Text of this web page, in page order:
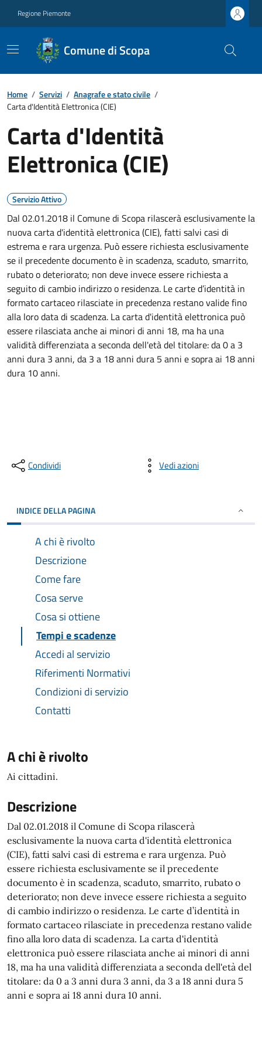
Regione Piemonte
Comune di Scopa
Home / Servizi / Anagrafe e stato civile /
Carta d'Identità Elettronica (CIE)
Carta d'Identità
Elettronica (CIE)
Servizio Attivo
Dal 02.01.2018 il Comune di Scopa rilascerà esclusivamente la
nuova carta d'identità elettronica (CIE), fatti salvi casi di
estrema e rara urgenza. Può essere richiesta esclusivamente
se il precedente documento è in scadenza, scaduto, smarrito,
rubato o deteriorato; non deve invece essere richiesta a
seguito di cambio indirizzo o residenza. Le carte d’identità in
formato cartaceo rilasciate in precedenza restano valide fino
alla loro data di scadenza. La carta d'identità elettronica può
essere rilasciata anche ai minori di anni 18, ma ha una
validità differenziata a seconda dell'età del titolare: da 0 a 3
anni dura 3 anni, da 3 a 18 anni dura 5 anni e sopra ai 18 anni
dura 10 anni.
Condividi Vedi azioni
INDICE DELLA PAGINA
A chi è rivolto
Descrizione
Come fare
Cosa serve
Cosa si ottiene
Tempi e scadenze
Accedi al servizio
Riferimenti Normativi
Condizioni di servizio
Contatti
A chi è rivolto
Ai cittadini.
Descrizione
Dal 02.01.2018 il Comune di Scopa rilascerà
esclusivamente la nuova carta d'identità elettronica
(CIE), fatti salvi casi di estrema e rara urgenza. Può
essere richiesta esclusivamente se il precedente
documento è in scadenza, scaduto, smarrito, rubato o
deteriorato; non deve invece essere richiesta a seguito
di cambio indirizzo o residenza. Le carte d’identità in
formato cartaceo rilasciate in precedenza restano valide
fino alla loro data di scadenza. La carta d'identità
elettronica può essere rilasciata anche ai minori di anni
18, ma ha una validità differenziata a seconda dell'età del
titolare: da 0 a 3 anni dura 3 anni, da 3 a 18 anni dura 5
anni e sopra ai 18 anni dura 10 anni.